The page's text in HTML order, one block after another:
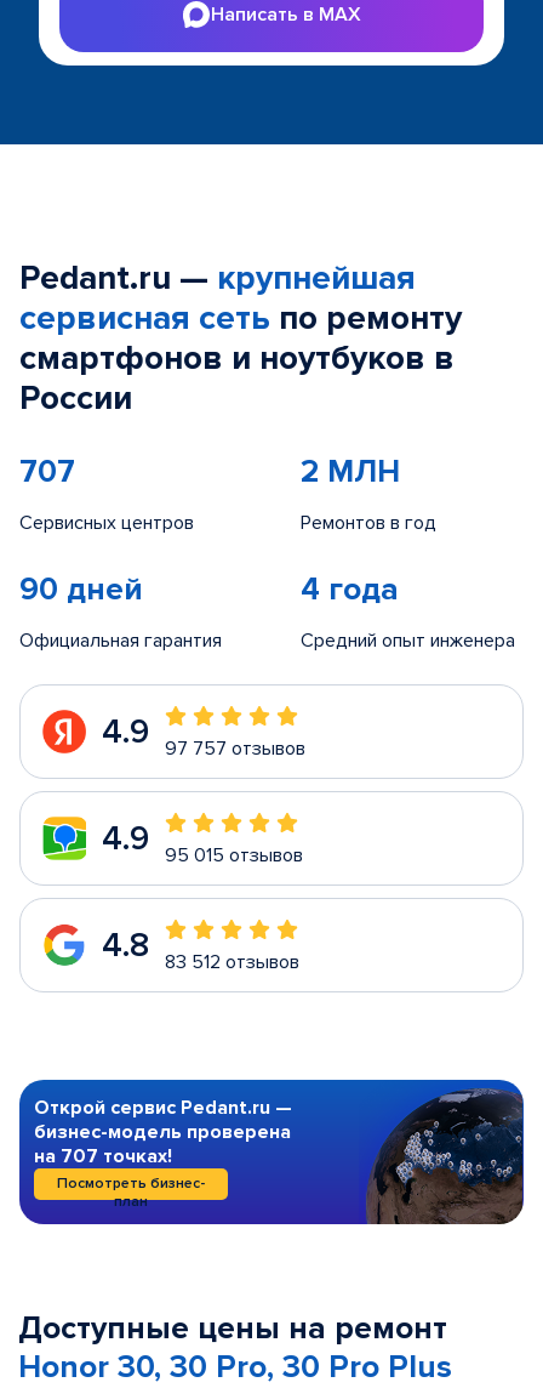
Написать в MAX
Pedant.ru — крупнейшая
сервисная сеть по ремонту
смартфонов и ноутбуков в
России
707
Сервисных центров
2 МЛН
Ремонтов в год
90 дней
Официальная гарантия
4 года
Средний опыт инженера
4.9 97 757 отзывов
4.9 95 015 отзывов
4.8 83 512 отзывов
Открой сервис Pedant.ru —
бизнес-модель проверена
на 707 точках!
Посмотреть бизнес-
план
Доступные цены на ремонт
Honor 30, 30 Pro, 30 Pro Plus